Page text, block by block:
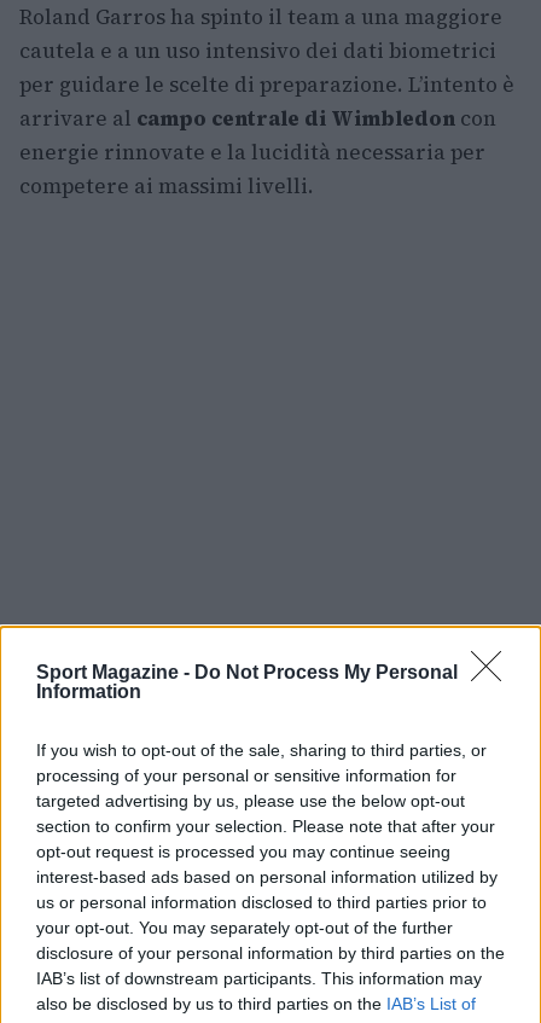
Sport Magazine - Do Not Process My Personal
Information
If you wish to opt-out of the sale, sharing to third parties, or
processing of your personal or sensitive information for
targeted advertising by us, please use the below opt-out
section to confirm your selection. Please note that after your
opt-out request is processed you may continue seeing
interest-based ads based on personal information utilized by
us or personal information disclosed to third parties prior to
your opt-out. You may separately opt-out of the further
disclosure of your personal information by third parties on the
IAB’s list of downstream participants. This information may
also be disclosed by us to third parties on the IAB’s List of
Roland Garros ha spinto il team a una maggiore
cautela e a un uso intensivo dei dati biometrici
per guidare le scelte di preparazione. L’intento è
arrivare al campo centrale di Wimbledon con
energie rinnovate e la lucidità necessaria per
competere ai massimi livelli.
Per tutti gli appassionati italiani, la possibilità di
seguire gratuitamente i match dell’esibizione su
valutare lo stato di forma di Sinner pochi giorni
prima dell’apertura dello Slam su erba. Il
percorso resta in equilibrio tra prudenza e
ambizione: la difesa del titolo a Wimbledon è il
traguardo, e le tappe di giugno servono proprio a
costruire le migliori condizioni per provarci.